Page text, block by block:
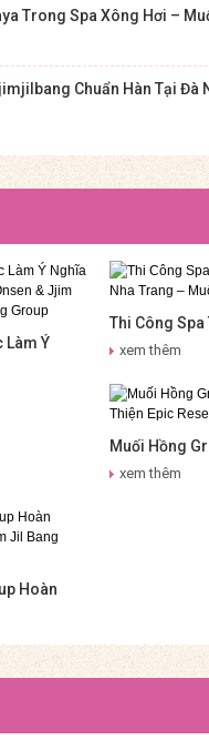
Trong Spa Xông Hơi –
Chuẩn Hàn Tại Đà
Làm Ý
–
Thi Công
Nha Trang –
xem thêm
Muối Hồng
Thiện Epic
xem thêm
Hoàn
Jil